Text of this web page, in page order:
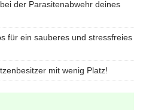
der Parasitenabwehr deines
für ein sauberes und stressfreies
mit wenig Platz!